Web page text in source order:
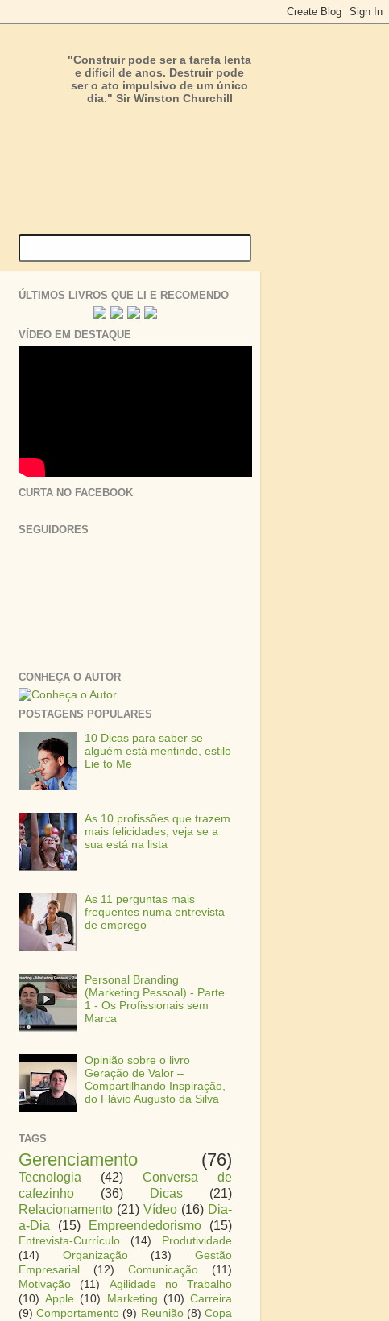
"Construir pode ser a tarefa lenta
e difícil de anos. Destruir pode
ser o ato impulsivo de um único
dia." Sir Winston Churchill
ÚLTIMOS LIVROS QUE LI E RECOMENDO
VÍDEO EM DESTAQUE
CURTA NO FACEBOOK
SEGUIDORES
CONHEÇA O AUTOR
POSTAGENS POPULARES
10 Dicas para saber se
alguém está mentindo, estilo
Lie to Me
As 10 profissões que trazem
mais felicidades, veja se a
sua está na lista
As 11 perguntas mais
frequentes numa entrevista
de emprego
Personal Branding
(Marketing Pessoal) - Parte
1 - Os Profissionais sem
Marca
Opinião sobre o livro
Geração de Valor –
Compartilhando Inspiração,
do Flávio Augusto da Silva
TAGS
Gerenciamento (76)
Tecnologia (42)
Conversa de
cafezinho
(36) Dicas
(21)
Relacionamento (21) Vídeo (16) Dia-
a-Dia
(15) Empreendedorismo (15)
Entrevista-Currículo (14)
Produtividade
(14)
Organização (13)
Gestão
Empresarial
(12) Comunicação
(11)
Motivação
(11)
Agilidade no Trabalho
(10) Apple (10) Marketing (10) Carreira
(9) Comportamento (9) Reunião (8) Copa